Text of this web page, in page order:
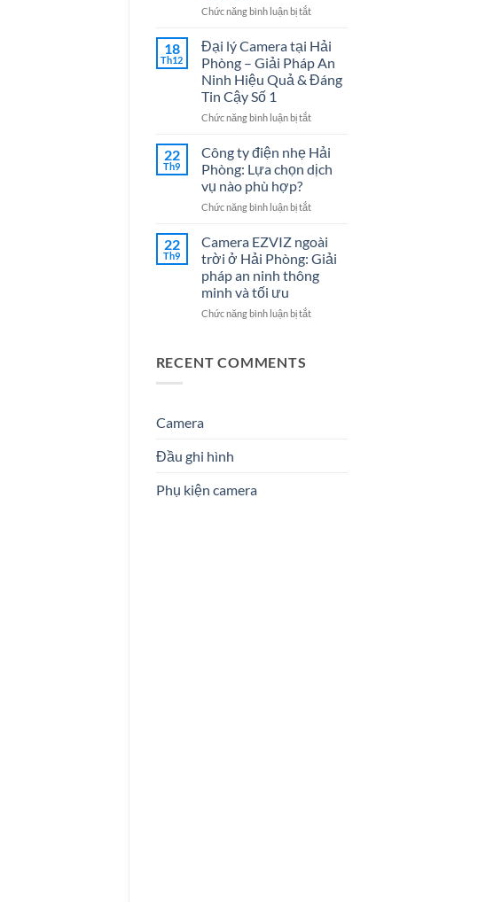
Chuyên
Giải
Pháp
Tối
Năm
2026
Chức năng bình luận bị tắtở
Ty
Điện
Nhẹ
Hải
7
Vụ
Hệ
Thống
Nhẹ
Tín
Cho
Doanh
Nghiệp
Gia
18
Th12
Đại lý Camera tại Hải
Phòng – Giải Pháp An
Ninh Hiệu Quả & Đáng
Tin Cậy Số 1
Chức năng bình luận bị tắtở
lý
Camera
tại
Phòng
Giải
Pháp
An
Ninh
Quả
22
Th9
Công ty điện nhẹ Hải
Phòng: Lựa chọn dịch
vụ nào phù hợp?
Chức năng bình luận bị tắtở
điện
nhẹ
Hải
Lựa
22
Th9
Camera EZVIZ ngoài
trời ở Hải Phòng: Giải
pháp an ninh thông
minh và tối ưu
Chức năng bình luận bị tắtở
RECENT COMMENTS
Camera
Đầu ghi hình
Phụ kiện camera